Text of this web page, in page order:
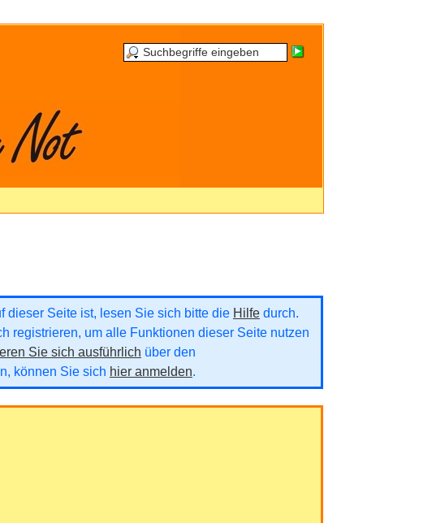
dieser Seite ist, lesen Sie sich bitte die Hilfedurch.
registrieren, um alle Funktionen dieser Seite nutzen
Sie sich ausführlich über den
können Sie sich hier anmelden.